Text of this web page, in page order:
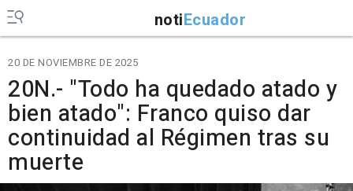
notiEcuador
20 DE NOVIEMBRE DE 2025
20N.- "Todo ha quedado atado y
bien atado": Franco quiso dar
continuidad al Régimen tras su
muerte